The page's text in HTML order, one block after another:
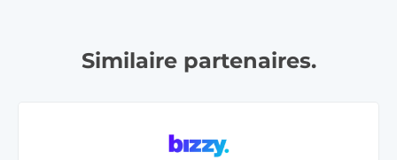
Similaire partenaires.